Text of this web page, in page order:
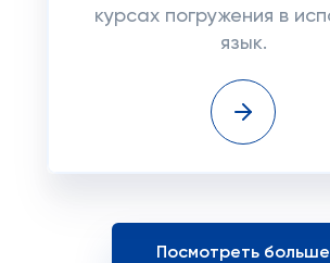
курсах погружения в
язык.
Посмотреть больше